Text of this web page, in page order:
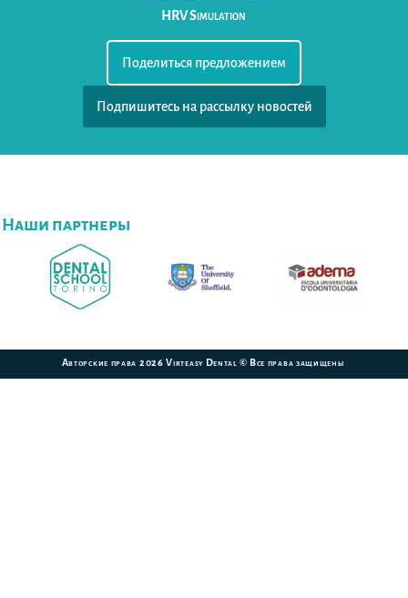
HRV Simulation
Поделиться предложением
Подпишитесь на рассылку новостей
Наши партнеры
Авторские права 2026 Virteasy Dental © Все права защищены